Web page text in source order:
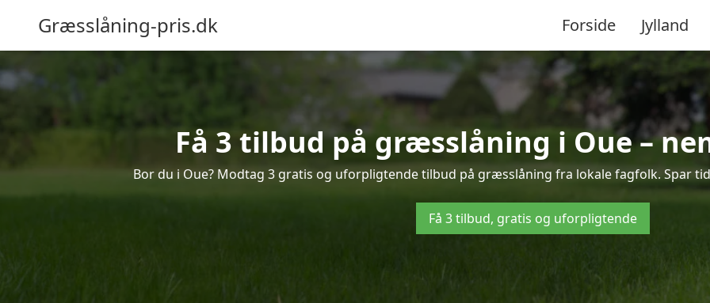
Græsslåning-pris.dk Forside Jylland
Få 3 tilbud på græsslåning i Oue –
Bor du i Oue? Modtag 3 gratis og uforpligtende tilbud på græsslåning fra lokale fagfolk. Spar
Få 3 tilbud, gratis og uforpligtende